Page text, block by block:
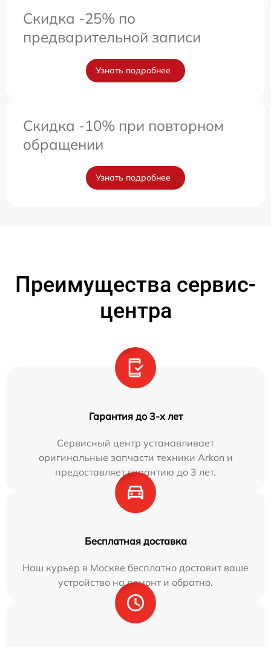
Скидка -25% по
предварительной записи
Узнать подробнее
Скидка -10% при повторном
обращении
Узнать подробнее
Преимущества сервис-
центра
Гарантия до 3-х лет
Сервисный центр устанавливает
оригинальные запчасти техники Arkon и
предоставляет гарантию до 3 лет.
Бесплатная доставка
Наш курьер в Москве бесплатно доставит ваше
устройство на ремонт и обратно.